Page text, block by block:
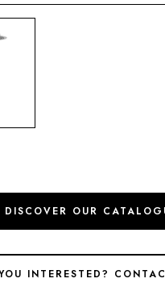
DISCOVER OUR
INTERESTED?